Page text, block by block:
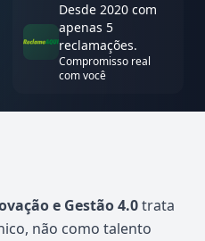
Desde 2020 com
apenas 5
reclamações.
Compromisso real
com você
e Gestão 4.0trata
não como talento